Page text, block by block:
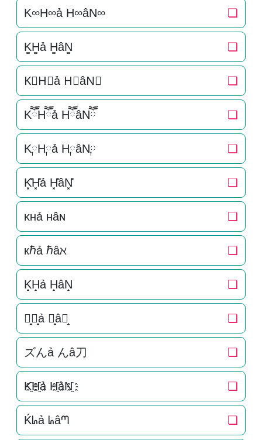
K∞H∞ả H∞âN∞ ❏
K͚H͚ả H͚âN͚ ❏
K⃒H⃒ả H⃒âN⃒ ❏
KཽHཽả HཽâNཽ ❏
K༙H༙ả H༙âN༙ ❏
K͓̽H͓̽ả H͓̽âN͓̽ ❏
ᴋʜả ʜâɴ ❏
кℏả ℏâℵ ❏
K̝H̝ả H̝âN̝ ❏
ズ̝ん̝ả ん̝â刀̝ ❏
ズんả んâ刀 ❏
K҈H҈ả H҈âN҈ ❏
Ḱᖺả ᖺâᘉ ❏